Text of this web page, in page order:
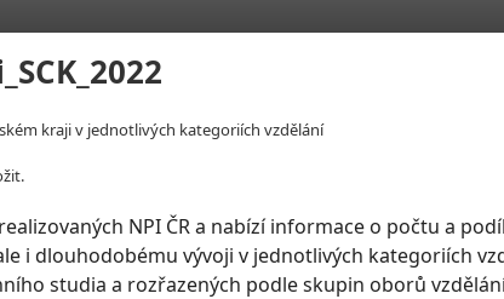
kraji v jednotlivých kategoriích vzdělání
NPI ČR a nabízí informace o počtu a
i dlouhodobému vývoji v jednotlivých kategoriích
studia a rozřazených podle skupin oborů